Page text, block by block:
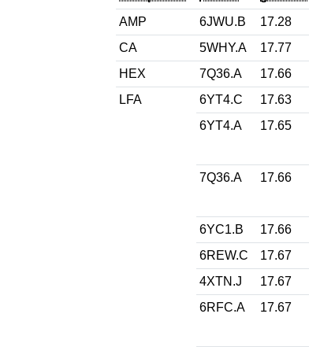
AMP 6JWU.B 17.28
CA
5WHY.A 17.77
HEX
7Q36.A 17.66
LFA
6YT4.C 17.63
6YT4.A
17.65
7Q36.A
17.66
6YC1.B
17.66
6REW.C
17.67
4XTN.J
17.67
6RFC.A
17.67